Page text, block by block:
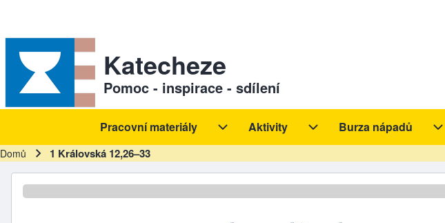
Sekundární odkazy
Katecheze
Pomoc - inspirace - sdílení
Hlavní navigace
Pracovní materiály
Pracovní materiály sub-navigation
Aktivity
Aktivity sub-navigation
Burza nápadů
Drobečková navigace
Domů 1 Královská 12,26–33